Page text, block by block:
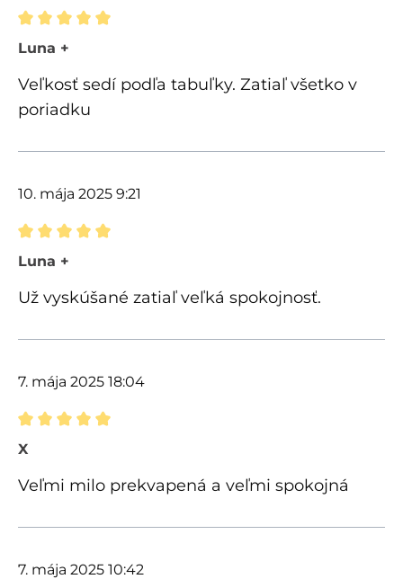
Recenzia s hodnotením 5 z 5 hviezdičiek
Luna +
Veľkosť sedí podľa tabuľky. Zatiaľ všetko v
poriadku
10. mája 2025 9:21
Recenzia s hodnotením 5 z 5 hviezdičiek
Luna +
Už vyskúšané zatiaľ veľká spokojnosť.
7. mája 2025 18:04
Recenzia s hodnotením 5 z 5 hviezdičiek
X
Veľmi milo prekvapená a veľmi spokojná
7. mája 2025 10:42